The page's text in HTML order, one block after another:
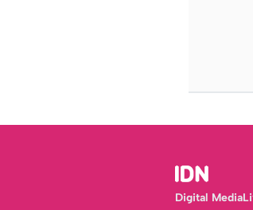
Digital Media